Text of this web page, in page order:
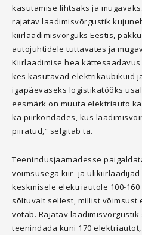
kasutamise lihtsaks ja
rajatav laadimisvõrgustik
kiirlaadimisvõrguks Eestis,
autojuhtidele tuttavates ja
Kiirlaadimise hea
kes kasutavad elektrikaubikuid
igapäevaseks logistikatööks
eesmärk on muuta elektriauto
ka piirkondades, kus
piiratud,“ selgitab ta.
Teenindusjaamadesse
võimsusega kiir- ja ülikiirlaadijad
keskmisele elektriautole 100-
sõltuvalt sellest, millist
võtab. Rajatav
teenindada kuni 170